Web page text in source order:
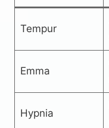
Tempur
Emma
Hypnia